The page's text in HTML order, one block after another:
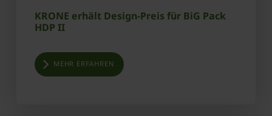
KRONE erhält Design-Preis für BiG Pack
HDP II
MEHR ERFAHREN